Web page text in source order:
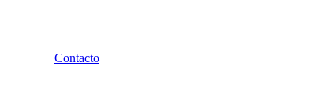
Contacto